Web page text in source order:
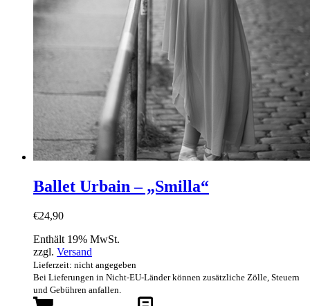
Ballet Urbain – „Smilla“
€24,90
Enthält 19% MwSt.
zzgl. Versand
Lieferzeit: nicht angegeben
Bei Lieferungen in Nicht-EU-Länder können zusätzliche Zölle, Steuern
und Gebühren anfallen.